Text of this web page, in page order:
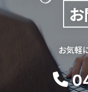
お気軽